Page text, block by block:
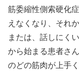
筋委縮性側索硬化
えなくなり、それ
または、話しにく
から始まる患者さ
のどの筋肉が上手